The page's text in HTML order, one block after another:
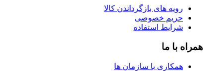
رویه های بازگرداندن کالا
حریم خصوصی
شرایط استفاده
همراه با ما
همکاری با سازمان ها